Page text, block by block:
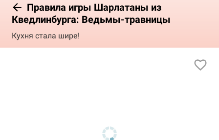
Правила игры Шарлатаны из
Кведлинбурга: Ведьмы-травницы
Кухня стала шире!